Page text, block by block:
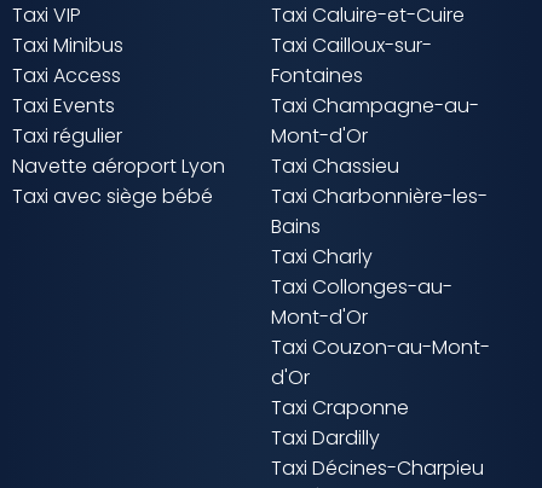
Taxi VIP
Taxi Minibus
Taxi Access
Taxi Events
Taxi régulier
Navette aéroport Lyon
Taxi avec siège bébé
Taxi Caluire-et-Cuire
Taxi Cailloux-sur-
Fontaines
Taxi Champagne-au-
Mont-d'Or
Taxi Chassieu
Taxi Charbonnière-les-
Bains
Taxi Charly
Taxi Collonges-au-
Mont-d'Or
Taxi Couzon-au-Mont-
d'Or
Taxi Craponne
Taxi Dardilly
Taxi Décines-Charpieu